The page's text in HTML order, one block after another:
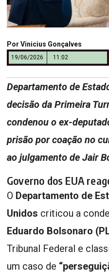
Por Vinicius Gonçalves
19/06/2026 11:02
Departamento de
decisão da Primeira
condenou o ex-
prisão por coação no
ao julgamento de Jair
Governo dos EUA
O Departamento de
Unidos criticou a
Eduardo Bolsonaro
Tribunal Federal e
um caso de